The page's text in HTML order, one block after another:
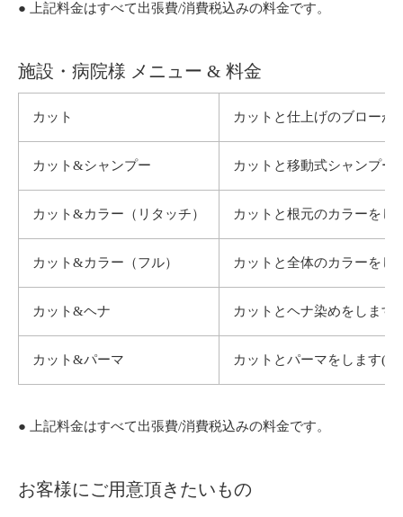
● 上記料金はすべて出張費/消費税込みの料金です。
施設・病院様 メニュー & 料金
カット カットと仕上げのブローが
カット&シャンプー カットと移動式シャンプー
カット&カラー（リタッチ） カットと根元のカラーをし
カット&カラー（フル） カットと全体のカラーをし
カット&ヘナ カットとヘナ染めをします
カット&パーマ カットとパーマをします(
● 上記料金はすべて出張費/消費税込みの料金です。
お客様にご用意頂きたいもの